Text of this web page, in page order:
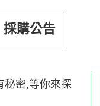
採購公告
秘密,等你來探